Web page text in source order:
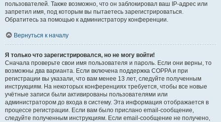
пользователей. Также возможно, что он заблокировал ваш IP-адрес или
запретил имя, под которым вы пытаетесь зарегистрироваться.
Обратитесь за помощью к администратору конференции.
Вернуться к началу
Я только что зарегистрировался, но не могу войти!
Сначала проверьте свои имя пользователя и пароль. Если они верны, то
возможны два варианта. Если включена поддержка COPPA и при
регистрации вы указали, что вам менее 13 лет, следуйте полученным
инструкциям. На некоторых конференциях требуется, чтобы все новые
учётные записи были активированы пользователями или
администратором до входа в систему. Эта информация отображается в
процессе регистрации. Если вам было прислано email-сообщение,
следуйте полученным инструкциям. Если email-сообщение не получено,